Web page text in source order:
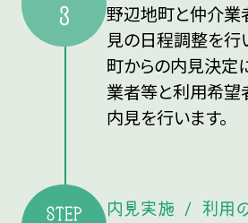
3
野辺地町と仲介業
見の日程調整を行
町からの内見決定
業者等と利用希望
内見を行います。
STEP 内見実施 / 利用